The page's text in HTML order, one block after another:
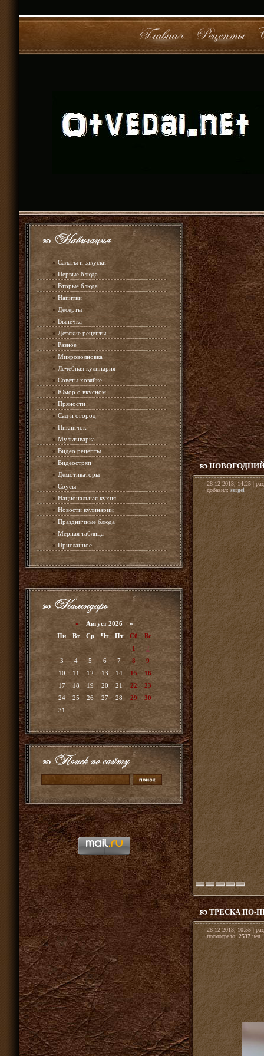
» Салаты и закуски
» Первые блюда
» Вторые блюда
» Напитки
»Десерты
» Выпечка
» Детские рецепты
» Разное
» Микроволновка
» Лечебная кулинария
» Советы хозяйке
» Юмор о вкусном
» Пряности
» Сад и огород
» Пикничок
» Мультиварка
» Видео рецепты
» Видеостряп
» Демотиваторы
» Соусы
» Национальная кухня
» Новости кулинарии
» Праздничные блюда
» Мерная таблица
» Присланное
« Август 2026 »
Пн
Вт Ср Чт Пт Сб
Вс
1
2
3
4 5 6 7 8
9
10
11 12 13 14 15
16
17
18 19 20 21 22
23
24
25 26 27 28 29
30
31
НОВОГОДНИЙ
28-12-2013, 14:25 |
добавил: sergei
ТРЕСКА ПО-
28-12-2013, 10:55 |
посмотрело: 2537 чел.